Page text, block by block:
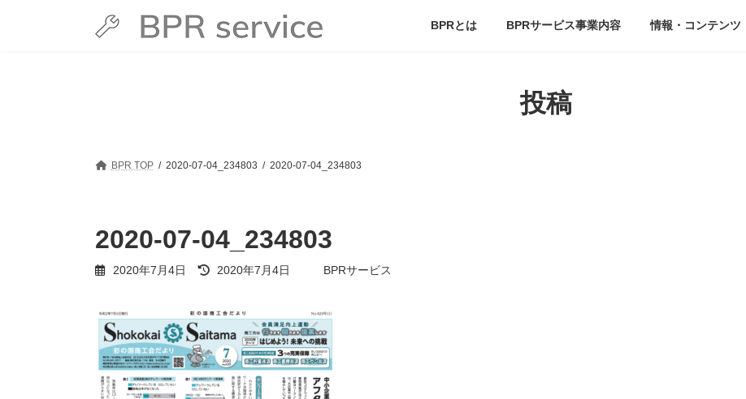
BPRとは BPRサービス事業内容 情報・コンテンツ
投稿
BPR TOP 2020-07-04_234803 2020-07-04_234803
2020-07-04_234803
2020年7月4日
最
新
時
2020年7月4日 BPRサービス